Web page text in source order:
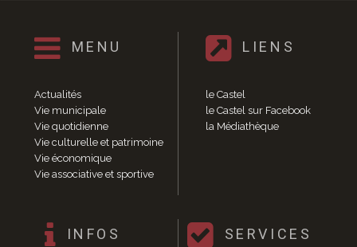
Délibérations 2014
Délibérations 2013
Délibérations 2011
Délibérations 2010
Délibérations 2009
Délibérations 2008
Agenda réunions publiques
Marchés publics
Vie quotidienne
MENU
Actualités
Vie municipale
Vie quotidienne
Vie culturelle et patrimoine
Vie économique
Vie associative et sportive
LIENS
le Castel
le Castel sur Facebook
la Médiathèque
INFOS SERVICES